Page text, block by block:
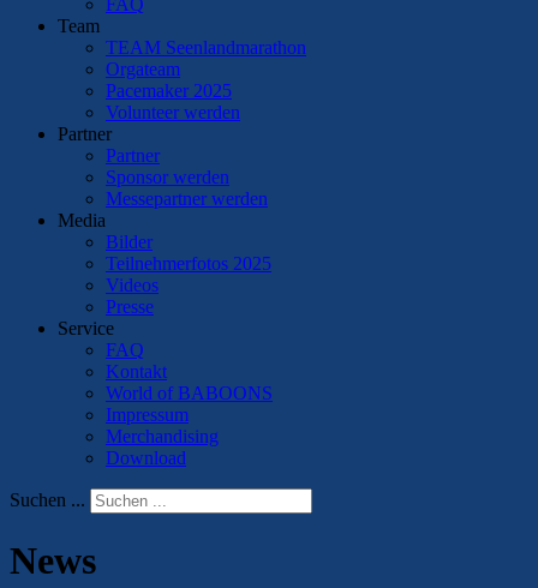
FAQ
Team
TEAM Seenlandmarathon
Orgateam
Pacemaker 2025
Volunteer werden
Partner
Partner
Sponsor werden
Messepartner werden
Media
Bilder
Teilnehmerfotos 2025
Videos
Presse
Service
FAQ
Kontakt
World of BABOONS
Impressum
Merchandising
Download
Suchen ...
News